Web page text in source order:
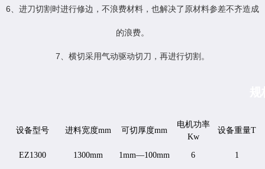
6、进刀切割时进行修边，不浪费材料，也解决了原材料参差不齐造成
的浪费。
7、横切采用气动驱动切刀，再进行切割。
设备型号 进料宽度mm 可切厚度mm
电机功率
Kw
设备重量T
EZ1300 1300mm 1mm—100mm 6 1